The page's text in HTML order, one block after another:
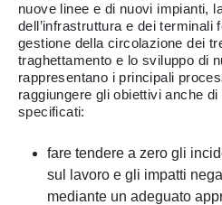
nuove linee e di nuovi impianti,
dell’infrastruttura e dei
gestione della circolazione dei
traghettamento e lo sviluppo di
rappresentano i principali
raggiungere gli obiettivi anche
specificati:
fare tendere a zero gli
sul lavoro e gli impatti
mediante un adeguato